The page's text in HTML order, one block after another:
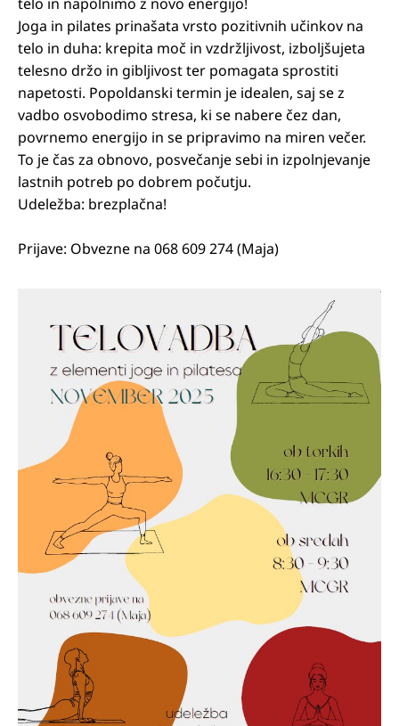
Joga in pilates prinašata vrsto pozitivnih učinkov na
telo in duha: krepita moč in vzdržljivost, izboljšujeta
telesno držo in gibljivost ter pomagata sprostiti
napetosti. Popoldanski termin je idealen, saj se z
vadbo osvobodimo stresa, ki se nabere čez dan,
povrnemo energijo in se pripravimo na miren večer.
To je čas za obnovo, posvečanje sebi in izpolnjevanje
lastnih potreb po dobrem počutju.
Udeležba: brezplačna!
Prijave: Obvezne na 068 609 274 (Maja)